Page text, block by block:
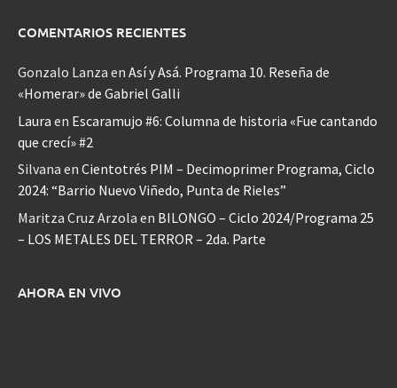
COMENTARIOS RECIENTES
Gonzalo Lanza en Así y Asá. Programa 10. Reseña de
«Homerar» de Gabriel Galli
Laura en Escaramujo #6: Columna de historia «Fue cantando
que crecí» #2
Silvana en Cientotrés PIM – Decimoprimer Programa, Ciclo
2024: “Barrio Nuevo Viñedo, Punta de Rieles”
Maritza Cruz Arzola en BILONGO – Ciclo 2024/Programa 25
– LOS METALES DEL TERROR – 2da. Parte
AHORA EN VIVO